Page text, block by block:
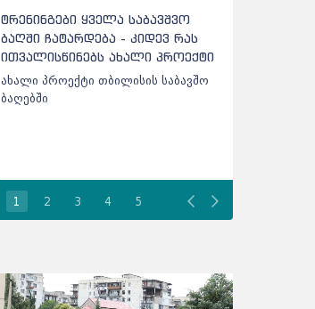
1 2 3 4 5
ტრენინგები ყველა საბავშვო
ბაღში ჩატარდება - კიდევ რას
ითვალისწინებს ახალი პროექტი
ახალი პროექტი თბილისის საბავშო
ბაღებში